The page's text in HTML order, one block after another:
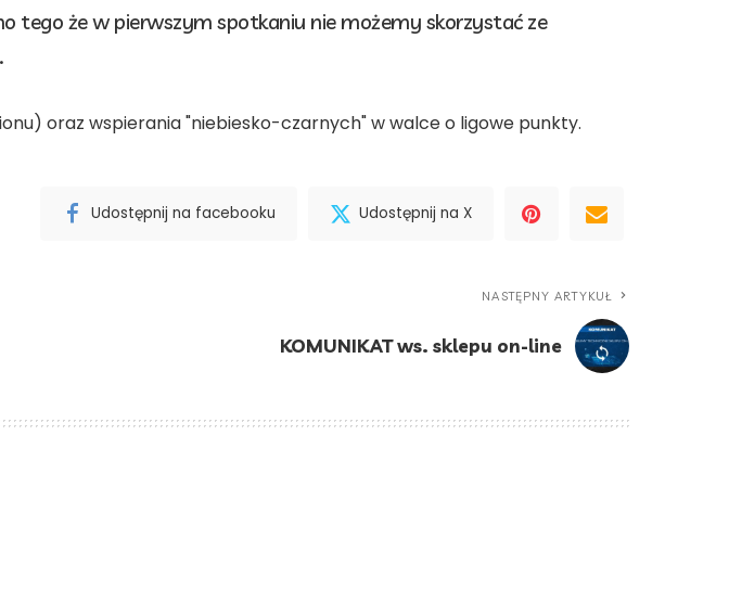
tego że w pierwszym spotkaniu nie możemy skorzystać ze
oraz wspierania "niebiesko-czarnych" w walce o ligowe punkty.
Udostępnij na facebooku Udostępnij na X
NASTĘPNY ARTYKUŁ
KOMUNIKAT ws. sklepu on-line